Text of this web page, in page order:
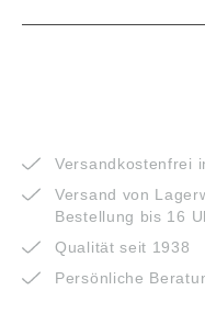
Versandkostenfrei
Versand von
Bestellung bis 16
Qualität seit 1938
Persönliche